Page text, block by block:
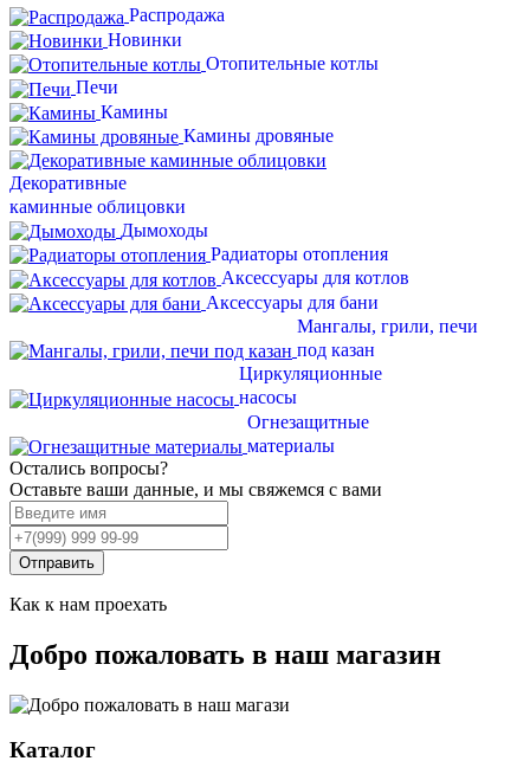
Распродажа
Новинки
Отопительные котлы
Печи
Камины
Камины дровяные
Декоративные
каминные облицовки
Дымоходы
Радиаторы отопления
Аксессуары для котлов
Аксессуары для бани
Мангалы, грили, печи
под казан
Циркуляционные
насосы
Огнезащитные
материалы
Остались вопросы?
Оставьте ваши данные, и мы свяжемся с вами
Отправить
Как к нам проехать
Добро пожаловать в наш магазин
Каталог